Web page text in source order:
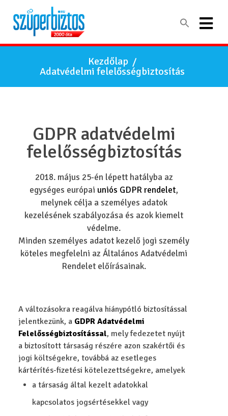
Kezdőlap /
Adatvédelmi felelősségbiztosítás
GDPR adatvédelmi
felelősségbiztosítás
2018. május 25-én lépett hatályba az
egységes európaiuniós GDPR rendelet,
melynek célja a személyes adatok
kezelésének szabályozása és azok kiemelt
védelme.
Minden személyes adatot kezelő jogi személy
köteles megfelelni az Általános Adatvédelmi
Rendelet előírásainak.
A változásokra reagálva hiánypótló biztosítással
jelentkezünk, a GDPR Adatvédelmi
Felelősségbiztosítással, mely fedezetet nyújt
a biztosított társaság részére azon szakértői és
jogi költségekre, továbbá az esetleges
kártérítés-fizetési kötelezettségekre, amelyek
a társaság által kezelt adatokkal
kapcsolatos jogsértésekkel vagy